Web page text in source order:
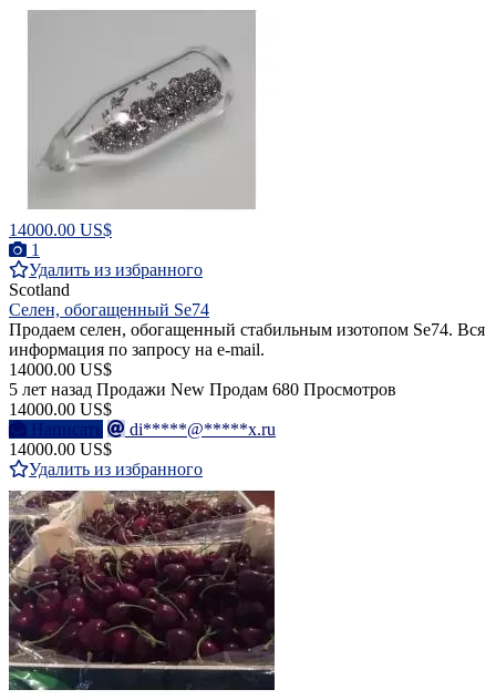
14000.00 US$
1
Удалить из избранного
Scotland
Селен, обогащенный Se74
Продаем селен, обогащенный стабильным изотопом Se74. Вся
информация по запросу на e-mail.
14000.00 US$
5 лет назад Продажи New Продам 680 Просмотров
14000.00 US$
Написать
di*****@*****x.ru
14000.00 US$
Удалить из избранного